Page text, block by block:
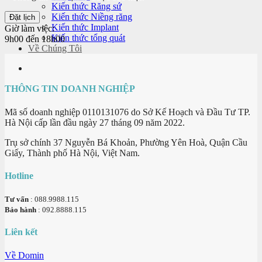
Kiến thức Răng sứ
Kiến thức Niềng răng
Kiến thức Implant
Kiến thức tổng quát
Về Chúng Tôi
Giờ làm việc:
9h00 đến 18h00
THÔNG TIN DOANH NGHIỆP
Mã số doanh nghiệp 0110131076 do Sở Kế Hoạch và Đầu Tư TP.
Hà Nội cấp lần đầu ngày 27 tháng 09 năm 2022.
Trụ sở chính 37 Nguyễn Bá Khoản, Phường Yên Hoà, Quận Cầu
Giấy, Thành phố Hà Nội, Việt Nam.
Hotline
Tư vấn : 088.9988.115
Bảo hành : 092.8888.115
Liên kết
Về Domin